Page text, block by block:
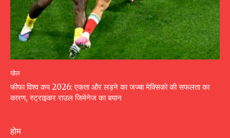
खेल
फीफा विश्व कप 2026: एकता और लड़ने का जज्बा मेक्सिको की सफलता का
कारण, स्ट्राइकर राउल जिमेनेज का बयान
होम